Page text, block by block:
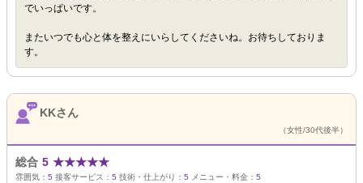
でいっぱいです。
またいつでも心と体を整えにいらしてくださいね。お待ちしておりま
す。
KKさん
（女性/30代後半）
総合 5 ★★★★★
雰囲気： 5 接客サービス： 5 技術・仕上がり： 5 メニュー・料金： 5